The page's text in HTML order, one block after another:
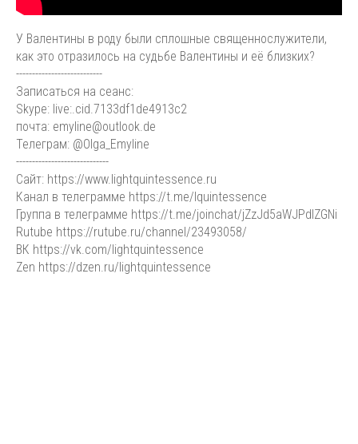
У Валентины в роду были сплошные священнослужители,
как это отразилось на судьбе Валентины и её близких?
---------------------------
Записаться на сеанс:
Skype: live:.cid.7133df1de4913c2
почта: emyline@outlook.de
Телеграм: @Olga_Emyline
-----------------------------
Сайт: https://www.lightquintessence.ru
Канал в телеграмме https://t.me/lquintessence
Группа в телеграмме https://t.me/joinchat/jZzJd5aWJPdlZGNi
Rutube https://rutube.ru/channel/23493058/
ВК https://vk.com/lightquintessence
Zen https://dzen.ru/lightquintessence